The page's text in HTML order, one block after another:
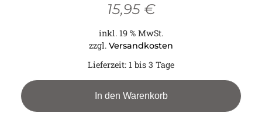
15,95 €
inkl. 19 % MwSt.
zzgl. Versandkosten
Lieferzeit: 1 bis 3 Tage
In den Warenkorb